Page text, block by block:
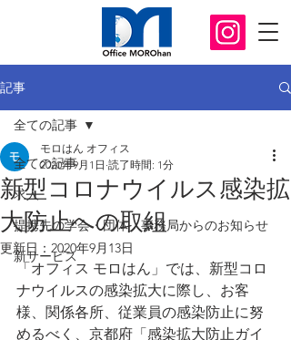
記事
全ての記事
求人
提携先の学会・団体 事務局からのお知らせ
新サービス
全ての記事
新型コロナウイルス感染拡
大防止への取組
モロはん オフィス
2020年9月1日 読了時間: 1分
更新日： 2020年9月13日
「オフィス モロはん」では、新型コロ
ナウイルスの感染拡大に際し、お客
様、関係各所、従業員の感染防止に努
めるべく、京都府「感染拡大防止ガイ